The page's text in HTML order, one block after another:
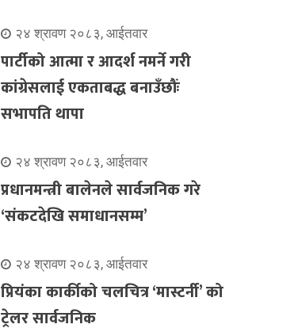
२४ श्रावण २०८३, आईतवार
पार्टीको आत्मा र आदर्श नमर्ने गरी
कांग्रेसलाई एकताबद्ध बनाउँछौंः
सभापति थापा
२४ श्रावण २०८३, आईतवार
प्रधानमन्त्री बालेनले सार्वजनिक गरे
‘संकटदेखि समाधानसम्म’
२४ श्रावण २०८३, आईतवार
प्रियंका कार्कीको चलचित्र ‘मास्टर्नी’ को
ट्रेलर सार्वजनिक